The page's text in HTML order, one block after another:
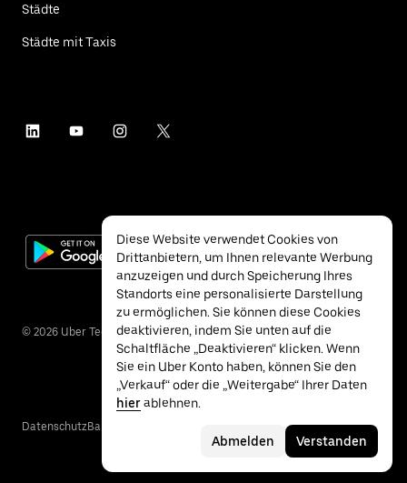
Städte
Städte mit Taxis
© 2026 Uber Technologies Inc.
DatenschutzBarrierefreiheit
Diese Website verwendet Cookies von
Drittanbietern, um Ihnen relevante Werbung
anzuzeigen und durch Speicherung Ihres
Standorts eine personalisierte Darstellung
zu ermöglichen. Sie können diese Cookies
deaktivieren, indem Sie unten auf die
Schaltfläche „Deaktivieren“ klicken. Wenn
Sie ein Uber Konto haben, können Sie den
„Verkauf“ oder die „Weitergabe“ Ihrer Daten
hierablehnen.
Abmelden Verstanden